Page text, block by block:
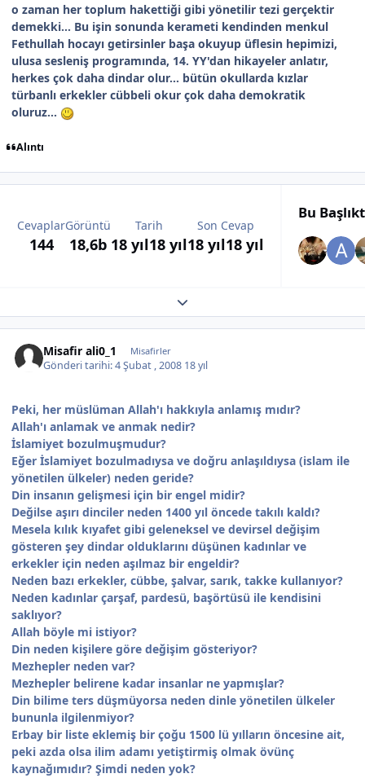
o zaman her toplum hakettiği gibi yönetilir tezi gerçektir
demekki... Bu işin sonunda kerameti kendinden menkul
Fethullah hocayı getirsinler başa okuyup üflesin hepimizi,
ulusa sesleniş programında, 14. YY'dan hikayeler anlatır,
herkes çok daha dindar olur... bütün okullarda kızlar
türbanlı erkekler cübbeli okur çok daha demokratik
oluruz...
Alıntı
Cevaplar
144
Görüntü
18,6b
Tarih
18 yıl18 yıl
Son Cevap
18 yıl18 yıl
Bu
Expand topic overview
Misafir ali0_1 Misafirler
Gönderi tarihi:4 Şubat , 2008 18 yıl
Peki, her müslüman Allah'ı hakkıyla anlamış mıdır?
Allah'ı anlamak ve anmak nedir?
İslamiyet bozulmuşmudur?
Eğer İslamiyet bozulmadıysa ve doğru anlaşıldıysa (islam ile
yönetilen ülkeler) neden geride?
Din insanın gelişmesi için bir engel midir?
Değilse aşırı dinciler neden 1400 yıl öncede takılı kaldı?
Mesela kılık kıyafet gibi geleneksel ve devirsel değişim
gösteren şey dindar olduklarını düşünen kadınlar ve
erkekler için neden aşılmaz bir engeldir?
Neden bazı erkekler, cübbe, şalvar, sarık, takke kullanıyor?
Neden kadınlar çarşaf, pardesü, başörtüsü ile kendisini
saklıyor?
Allah böyle mi istiyor?
Din neden kişilere göre değişim gösteriyor?
Mezhepler neden var?
Mezhepler belirene kadar insanlar ne yapmışlar?
Din bilime ters düşmüyorsa neden dinle yönetilen ülkeler
bununla ilgilenmiyor?
Erbay bir liste eklemiş bir çoğu 1500 lü yılların öncesine ait,
peki azda olsa ilim adamı yetiştirmiş olmak övünç
kaynağımıdır? Şimdi neden yok?